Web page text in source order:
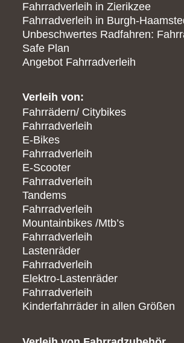
Fahrradverleih in Zierikzee
Fahrradverleih in Burgh-
Unbeschwertes Radfahren:
Safe Plan
Angebot Fahrradverleih
Verleih von:
Fahrrädern/ Citybikes
Fahrradverleih
E-Bikes
Fahrradverleih
E-Scooter
Fahrradverleih
Tandems
Fahrradverleih
Mountainbikes /Mtb’s
Fahrradverleih
Lastenräder
Fahrradverleih
Elektro-Lastenräder
Fahrradverleih
Kinderfahrräder in allen Größen